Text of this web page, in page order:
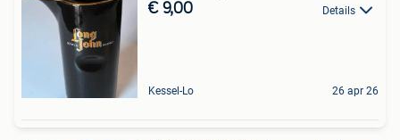
€ 9,00 Details
Kessel-Lo 26 apr 26